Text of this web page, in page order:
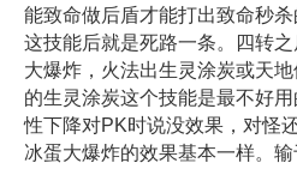
能致命做后盾才能打出致命秒
这技能后就是死路一条。四转
大爆炸，火法出生灵涂炭或天
的生灵涂炭这个技能是最不好
性下降对PK时说没效果，对怪
冰蛋大爆炸的效果基本一样。